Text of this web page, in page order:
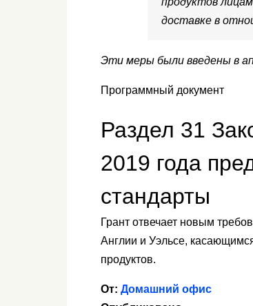
доставке в
Эти меры были введены в
Программный документ
Раздел 31
2019 года
стандарты
Грант отвечает новым
Англии и Уэльсе,
продуктов.
От: Домашний офис